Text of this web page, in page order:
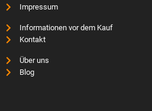
Impressum
Informationen vor dem Kauf
Kontakt
Über uns
Blog